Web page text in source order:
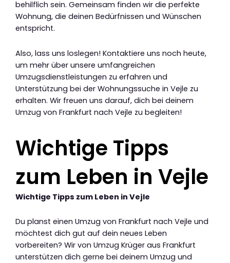
behilflich sein. Gemeinsam finden wir die perfekte
Wohnung, die deinen Bedürfnissen und Wünschen
entspricht.
Also, lass uns loslegen! Kontaktiere uns noch heute,
um mehr über unsere umfangreichen
Umzugsdienstleistungen zu erfahren und
Unterstützung bei der Wohnungssuche in Vejle zu
erhalten. Wir freuen uns darauf, dich bei deinem
Umzug von Frankfurt nach Vejle zu begleiten!
Wichtige Tipps
zum Leben in Vejle
Wichtige Tipps zum Leben in Vejle
Du planst einen Umzug von Frankfurt nach Vejle und
möchtest dich gut auf dein neues Leben
vorbereiten? Wir von Umzug Krüger aus Frankfurt
unterstützen dich gerne bei deinem Umzug und